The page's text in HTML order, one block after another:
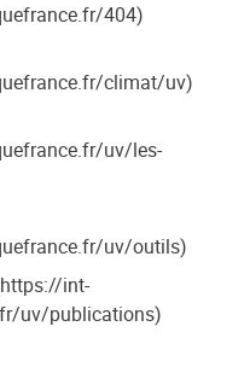
404)
climat/uv)
uv/les-
uv/outils)
int-
uv/publications)